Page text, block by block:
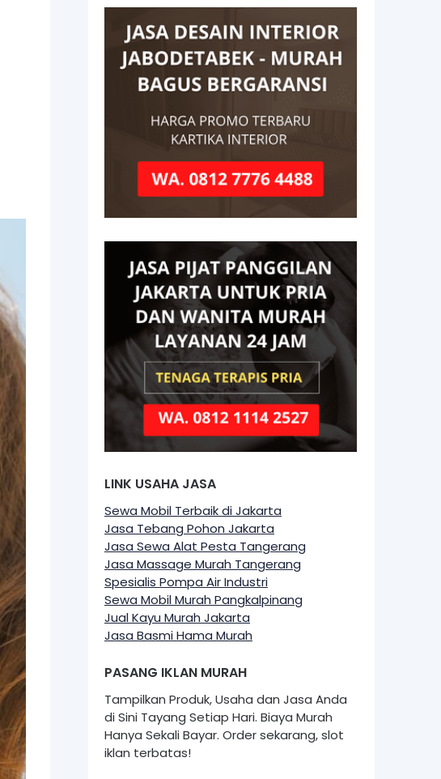
LINK USAHA JASA
Sewa Mobil Terbaik di Jakarta
Jasa Tebang Pohon Jakarta
Jasa Sewa Alat Pesta Tangerang
Jasa Massage Murah Tangerang
Spesialis Pompa Air Industri
Sewa Mobil Murah Pangkalpinang
Jual Kayu Murah Jakarta
Jasa Basmi Hama Murah
PASANG IKLAN MURAH
Tampilkan Produk, Usaha dan Jasa Anda
di Sini Tayang Setiap Hari. Biaya Murah
Hanya Sekali Bayar. Order sekarang, slot
iklan terbatas!